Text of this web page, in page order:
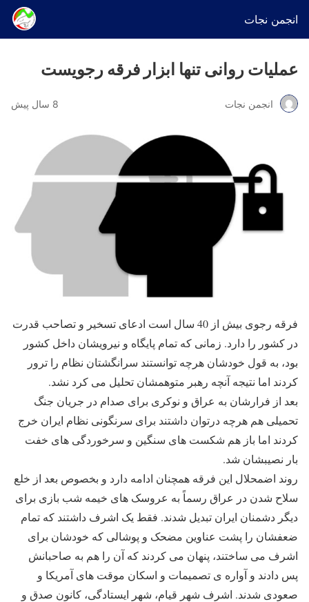
انجمن نجات
عملیات روانی تنها ابزار فرقه رجویست
انجمن نجات 8 سال پیش
فرقه رجوی بیش از 40 سال است ادعای تسخیر و تصاحب قدرت
در کشور را دارد. زمانی که تمام پایگاه و نیرویشان داخل کشور
بود، به قول خودشان هرچه توانستند سرانگشتان نظام را ترور
کردند اما نتیجه آنچه رهبر متوهمشان تحلیل می کرد نشد.
بعد از فرارشان به عراق و نوکری برای صدام در جریان جنگ
تحمیلی هم هرچه درتوان داشتند برای سرنگونی نظام ایران خرج
کردند اما باز هم شکست های سنگین و سرخوردگی های خفت
بار نصیبشان شد.
روند اضمحلال این فرقه همچنان ادامه دارد و بخصوص بعد از خلع
سلاح شدن در عراق رسماً به عروسک های خیمه شب بازی برای
دیگر دشمنان ایران تبدیل شدند. فقط یک اشرف داشتند که تمام
ضعفشان را پشت عناوین مضحک و پوشالی که خودشان برای
اشرف می ساختند، پنهان می کردند که آن را هم به صاحبانش
پس دادند و آواره ی تصمیمات و اسکان موقت های آمریکا و
صعودی شدند. اشرف شهر قیام، شهر ایستادگی، کانون صدق و